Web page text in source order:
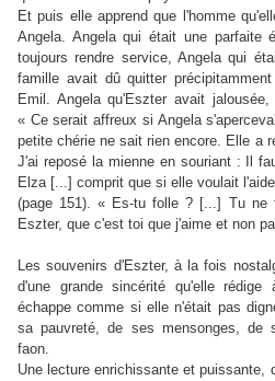
Et puis elle apprend que l'homme
Angela. Angela qui était une parfaite
toujours rendre service, Angela qui
famille avait dû quitter
Emil. Angela qu'Eszter avait
« Ce serait affreux si Angela
petite chérie ne sait rien encore. Elle a
J'ai reposé la mienne en souriant : Il
Elza [...] comprit que si elle voulait
(page 151). « Es-tu folle ? [...] Tu ne
Eszter, que c'est toi que j'aime et non
Les souvenirs d'Eszter, à la fois
d'une grande sincérité qu'elle
échappe comme si elle n'était pas
sa pauvreté, de ses mensonges, de
faon.
Une lecture enrichissante et puissante,